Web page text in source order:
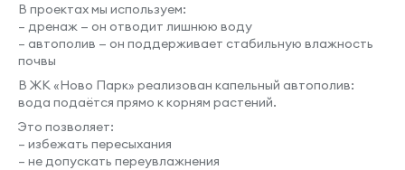
В проектах мы используем:
– дренаж — он отводит лишнюю воду
– автополив — он поддерживает стабильную влажность
почвы
В ЖК «Ново Парк» реализован капельный автополив:
вода подаётся прямо к корням растений.
Это позволяет:
– избежать пересыхания
– не допускать переувлажнения